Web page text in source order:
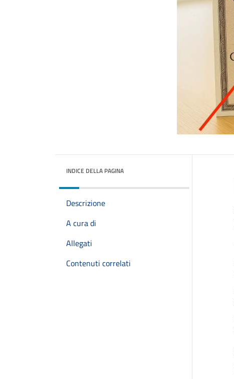
INDICE DELLA PAGINA
Descrizione
A cura di
Allegati
Contenuti correlati